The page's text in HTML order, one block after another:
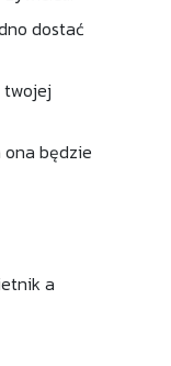
dostać
twojej
ona będzie
a